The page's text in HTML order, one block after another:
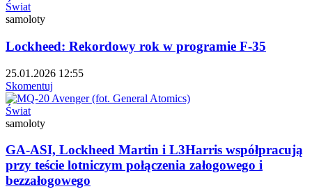
Świat
samoloty
Lockheed: Rekordowy rok w programie F-35
25.01.2026 12:55
Skomentuj
Świat
samoloty
GA-ASI, Lockheed Martin i L3Harris współpracują
przy teście lotniczym połączenia załogowego i
bezzałogowego